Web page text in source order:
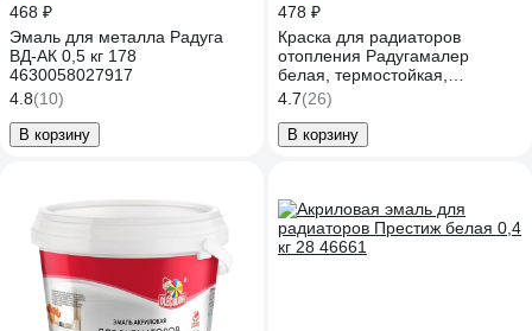
468 ₽
Эмаль для металла Радуга
ВД-АК 0,5 кг 178
4630058027917
4.8(10)
В корзину
478 ₽
Краска для радиаторов
отопления Радугамалер
белая, термостойкая,
акриловая, полуглянцевая, 0.4
кг 4650001276865
4.7(26)
В корзину